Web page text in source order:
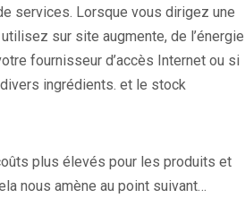
services. Lorsque vous dirigez une
sur site augmente, de l’énergie
fournisseur d’accès Internet ou si
ingrédients. et le stock
plus élevés pour les produits et
nous amène au point suivant…